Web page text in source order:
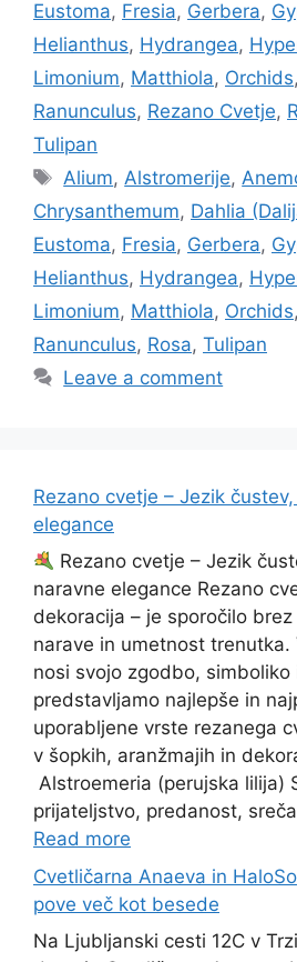
Eustoma, Fresia, Gerbera,
Helianthus, Hydrangea,
Limonium, Matthiola, Orchids,
Ranunculus, Rezano Cvetje,
Tulipan
Tags
Alium, Alstromerije,
Chrysanthemum, Dahlia
Eustoma, Fresia, Gerbera,
Helianthus, Hydrangea,
Limonium, Matthiola, Orchids,
Ranunculus, Rosa, Tulipan
Leave a comment
Rezano cvetje – Jezik
elegance
Rezano cvetje – Jezik
naravne elegance Rezano
dekoracija – je sporočilo
narave in umetnost trenutka.
nosi svojo zgodbo, simboliko
predstavljamo najlepše in
uporabljene vrste rezanega
v šopkih, aranžmajih in
Alstroemeria (perujska lilija)
prijateljstvo, predanost,
Read more
Cvetličarna Anaeva in
pove več kot besede
Na Ljubljanski cesti 12C v